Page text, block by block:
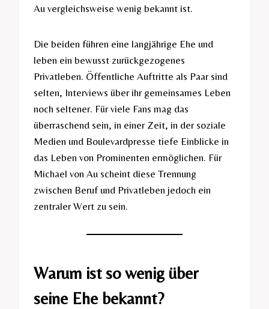
Au vergleichsweise wenig bekannt ist.
Die beiden führen eine langjährige Ehe und
leben ein bewusst zurückgezogenes
Privatleben. Öffentliche Auftritte als Paar sind
selten, Interviews über ihr gemeinsames Leben
noch seltener. Für viele Fans mag das
überraschend sein, in einer Zeit, in der soziale
Medien und Boulevardpresse tiefe Einblicke in
das Leben von Prominenten ermöglichen. Für
Michael von Au scheint diese Trennung
zwischen Beruf und Privatleben jedoch ein
zentraler Wert zu sein.
Warum ist so wenig über
seine Ehe bekannt?